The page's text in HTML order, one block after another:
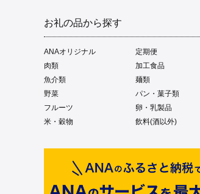
お礼の品から探す
ANAオリジナル 定期便
肉類
加工食品
魚介類
麺類
野菜
パン・菓子類
フルーツ
卵・乳製品
米・穀物
飲料(酒以外)